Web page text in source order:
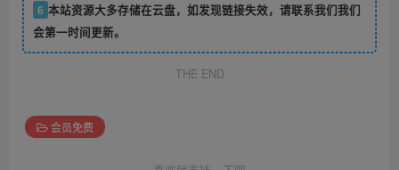
6 本站资源大多存储在云盘，如发现链接失效，请联系我们我们
会第一时间更新。
THE END
会员免费